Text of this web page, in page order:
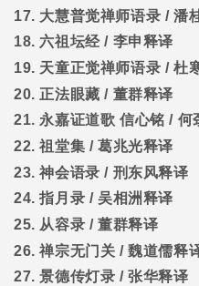
17. 大慧普觉禅师语录 /潘
18. 六祖坛经/ 李申释译
19. 天童正觉禅师语录 /杜
20. 正法眼藏 / 董群释译
21.永嘉证道歌 信心铭 / 何
22.祖堂集 /葛兆光释译
23.神会语录 / 刑东风释译
24.指月录 /吴相洲释译
25. 从容录 /董群释译
26.禅宗无门关 /魏道儒释
27.景德传灯录 /张华释译